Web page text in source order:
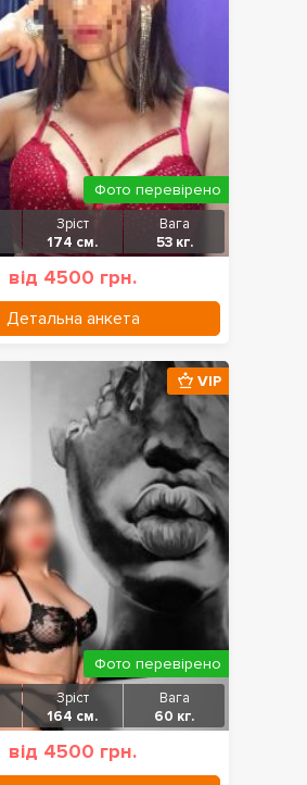
Зріст
174 см.
Вага
53 кг.
від 4500 грн.
Детальна анкета
Фото перевірено
Зріст
164 см.
Вага
60 кг.
від 4500 грн.
VIP
Фото перевірено